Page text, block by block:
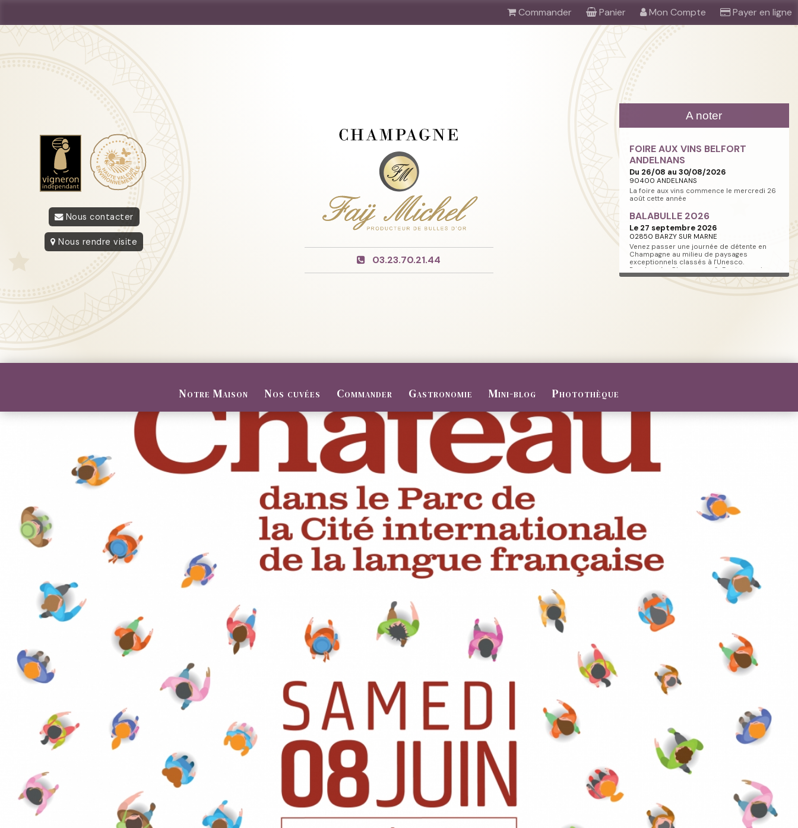
Commander Panier Mon Compte Payer en ligne
Nous contacter
Nous rendre visite
03.23.70.21.44
A noter
FOIRE AUX VINS BELFORT
ANDELNANS
Du 26/08 au 30/08/2026
90400 ANDELNANS
La foire aux vins commence le mercredi 26
août cette année
BALABULLE 2026
Le 27 septembre 2026
02850 BARZY SUR MARNE
Venez passer une journée de détente en
Champagne au milieu de paysages
exceptionnels classés à l'Unesco.
Randonnée, Champagne & Gastronomie au
RDV.
Notre Maison Nos cuvées Commander Gastronomie Mini-blog Photothèque